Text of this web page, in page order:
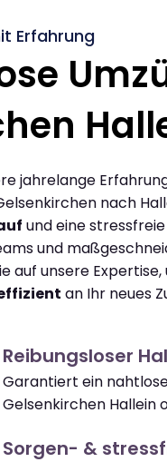
Erfahrung
jahrelange
nach
und eine
und
auf unsere
an Ihr neues
Reibungsloser
Garantiert ein
Gelsenkirchen Hallein
Sorgen- &